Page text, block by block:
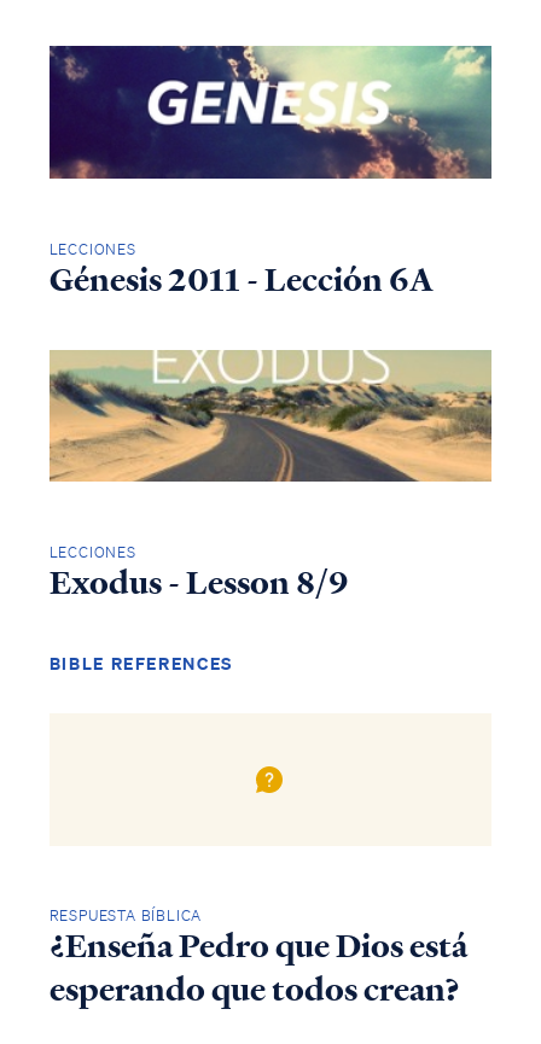
LECCIONES
Génesis 2011 - Lección 6A
LECCIONES
Exodus - Lesson 8/9
BIBLE REFERENCES
RESPUESTA BÍBLICA
¿Enseña Pedro que Dios está
esperando que todos crean?